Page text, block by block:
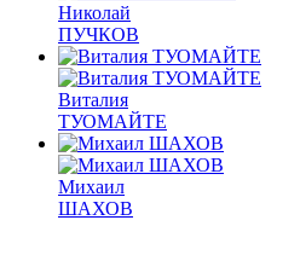
Николай
ПУЧКОВ
Виталия
ТУОМАЙТЕ
Михаил
ШАХОВ